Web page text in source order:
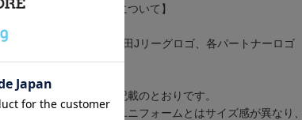
【ユニフォーム加工について】
┗エンブレム、明治安田Jリーグロゴ、各パートナーロゴ
■注意事項
・各サイズ寸法は、記載のとおりです。
・百年構想リーグのユニフォームとはサイズ感が異なり